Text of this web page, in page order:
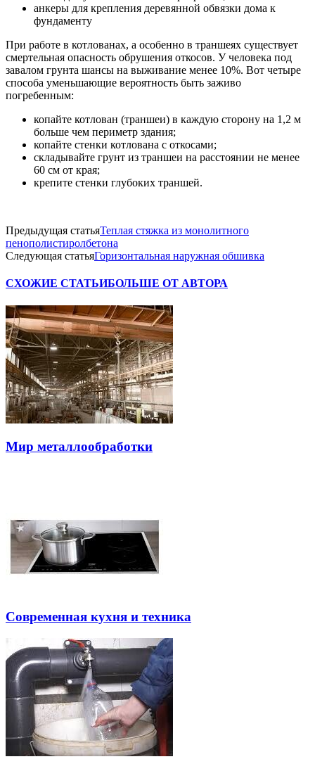
анкеры для крепления деревянной обвязки дома к
фундаменту
При работе в котлованах, а особенно в траншеях существует
смертельная опасность обрушения откосов. У человека под
завалом грунта шансы на выживание менее 10%. Вот четыре
способа уменьшающие вероятность быть заживо
погребенным:
копайте котлован (траншеи) в каждую сторону на 1,2 м
больше чем периметр здания;
копайте стенки котлована с откосами;
складывайте грунт из траншеи на расстоянии не менее
60 см от края;
крепите стенки глубоких траншей.
Предыдущая статьяТеплая стяжка из монолитного
пенополистиролбетона
Следующая статьяГоризонтальная наружная обшивка
СХОЖИЕ СТАТЬИБОЛЬШЕ ОТ АВТОРА
Мир металлообработки
Современная кухня и техника